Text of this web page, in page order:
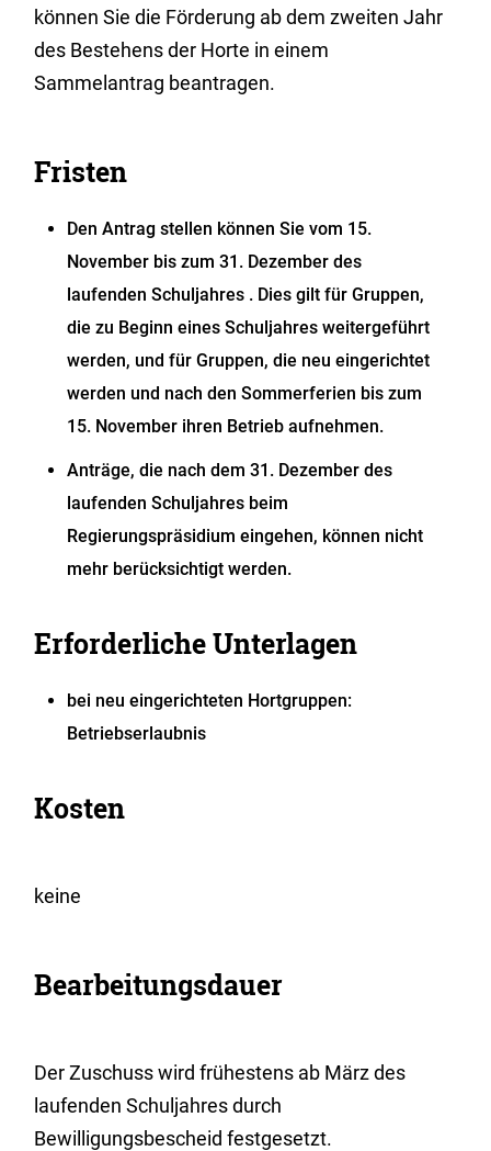
können Sie die Förderung ab dem zweiten Jahr
des Bestehens der Horte in einem
Sammelantrag beantragen.
Fristen
Den Antrag stellen können Sievom 15.
November bis zum 31. Dezember des
laufenden Schuljahres . Dies gilt fürGruppen,
die zu Beginn eines Schuljahres weitergeführt
werden, und für Gruppen, die neu eingerichtet
werden und nach den Sommerferien bis zum
15. November ihren Betrieb aufnehmen.
Anträge, die nach dem 31. Dezember des
laufenden Schuljahres beim
Regierungspräsidium eingehen, können nicht
mehr berücksichtigt werden.
Erforderliche Unterlagen
bei neu eingerichteten Hortgruppen:
Betriebserlaubnis
Kosten
keine
Bearbeitungsdauer
Der Zuschuss wird frühestens ab März des
laufenden Schuljahres durch
Bewilligungsbescheid festgesetzt.